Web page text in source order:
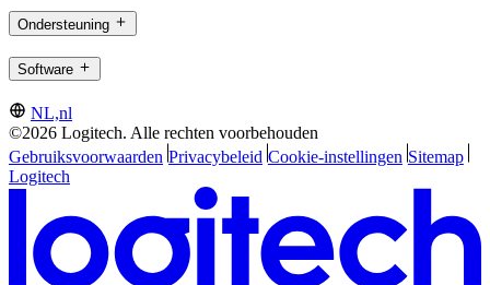
Ondersteuning
Software
NL,nl
©2026 Logitech. Alle rechten voorbehouden
Gebruiksvoorwaarden Privacybeleid Cookie-instellingen Sitemap
Logitech